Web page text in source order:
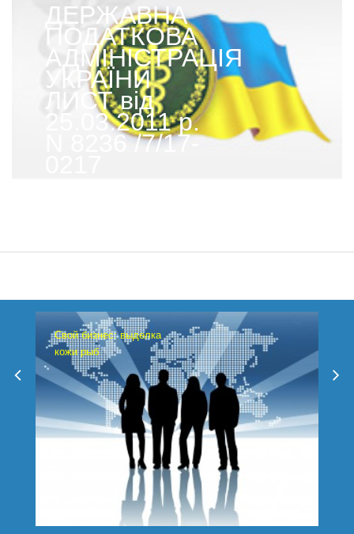
ДЕРЖАВНА
ПОДАТКОВА
АДМІНІСТРАЦІЯ
УКРАЇНИ
ЛИСТ від
25.03.2011 р.
N 8236 /7/17-
Свой бизнес: выделка
кожи рыб